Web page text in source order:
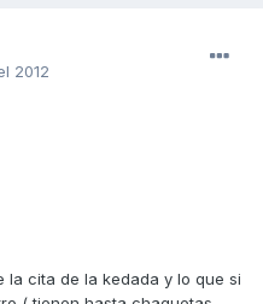
2012
la cita de la kedada y lo que si